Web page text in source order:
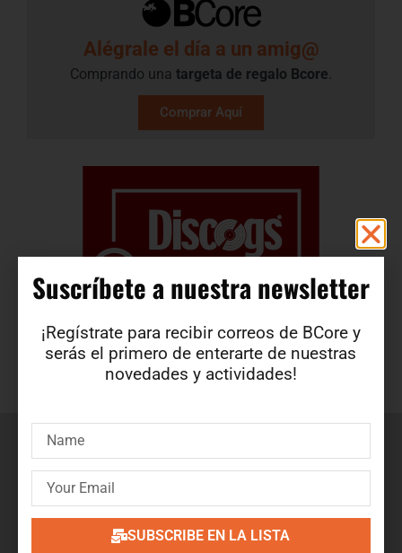
Alégrale el día a un amig@
Comprando una targeta de regalo​ Bcore.
Comprar Aquí
Suscríbete a nuestra newsletter
¡Regístrate para recibir correos de BCore y obtén en
primicia detalles de nuevos productos, ofertas, contenido
exclusivo, eventos y mucho más!
Suscríbete a nuestra newsletter​
¡Regístrate para recibir correos de BCore y
serás el primero de enterarte de nuestras
novedades y actividades!
SUBSCRIBE EN LA LISTA